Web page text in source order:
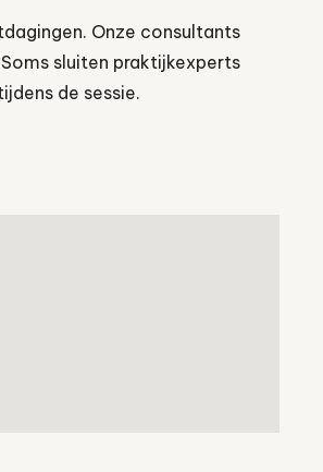
Onze consultants
sluiten praktijkexperts
de sessie.